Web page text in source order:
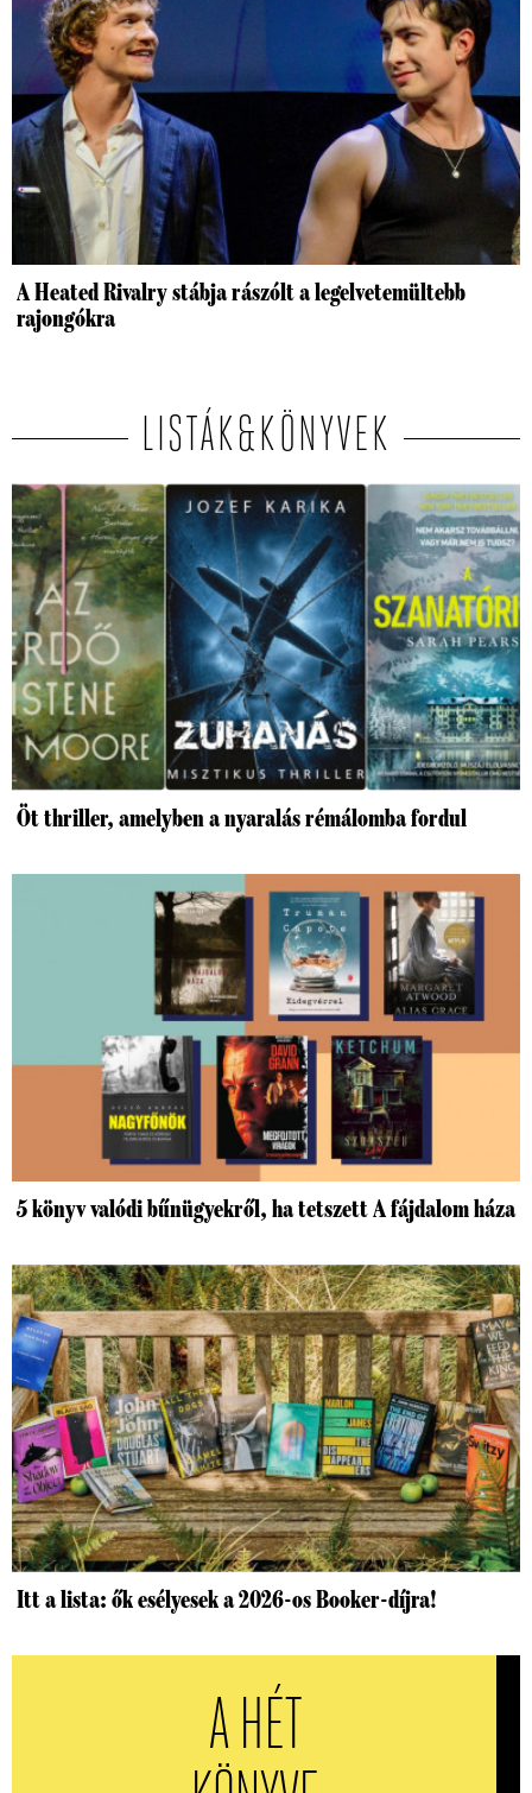
A Heated Rivalry stábja rászólt a legelvetemültebb
rajongókra
LISTÁK&KÖNYVEK
Öt thriller, amelyben a nyaralás rémálomba fordul
5 könyv valódi bűnügyekről, ha tetszett A fájdalom háza
Itt a lista: ők esélyesek a 2026-os Booker-díjra!
A HÉT